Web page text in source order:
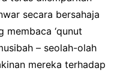
secara bersahaja
membaca ‘qunut
– seolah-olah
mereka terhadap